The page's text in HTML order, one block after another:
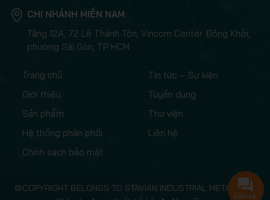
CHI NHÁNH MIỀN NAM
Tầng 12A, 72 Lê Thánh Tôn, Vincom Center Đồng Khởi,
phường Sài Gòn, TP HCM
Trang chủ
Giới thiệu
Sản phẩm
Hệ thống phân phối
Chính sách bảo mật
Tin tức – Sự kiện
Tuyển dụng
Thư viện
Liên hệ
@COPYRIGHT BELONGS TO STAVIAN INDUSTRIAL METAL.,JSC
Liên hệ